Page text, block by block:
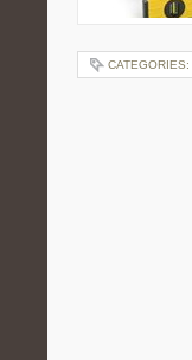
CATEGORIES: